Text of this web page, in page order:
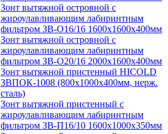
Зонт вытяжной островной с
жироулавливающим лабиринтным
фильтром ЗВ-О16/16 1600х1600х400мм
Зонт вытяжной островной с
жироулавливающим лабиринтным
фильтром ЗВ-О20/16 2000х1600х400мм
Зонт вытяжной пристенный HICOLD
ЗВПОК-1008 (800х1000х400мм, нерж.
сталь)
Зонт вытяжной пристенный с
жироулавливающим лабиринтным
фильтром ЗВ-П16/10 1600х1000х350мм